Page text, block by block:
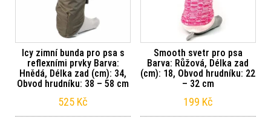
Icy zimní bunda pro psa s
reflexními prvky Barva:
Hnědá, Délka zad (cm): 34,
Obvod hrudníku: 38 – 58 cm
525 Kč
Smooth svetr pro psa
Barva: Růžová, Délka zad
(cm): 18, Obvod hrudníku: 22
– 32 cm
199 Kč